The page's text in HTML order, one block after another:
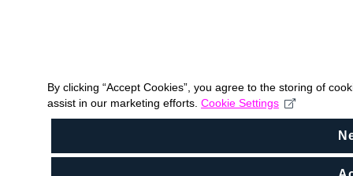
By clicking “Accept Cookies”, you agree to the storing of
assist in our marketing efforts. Cookie Settings